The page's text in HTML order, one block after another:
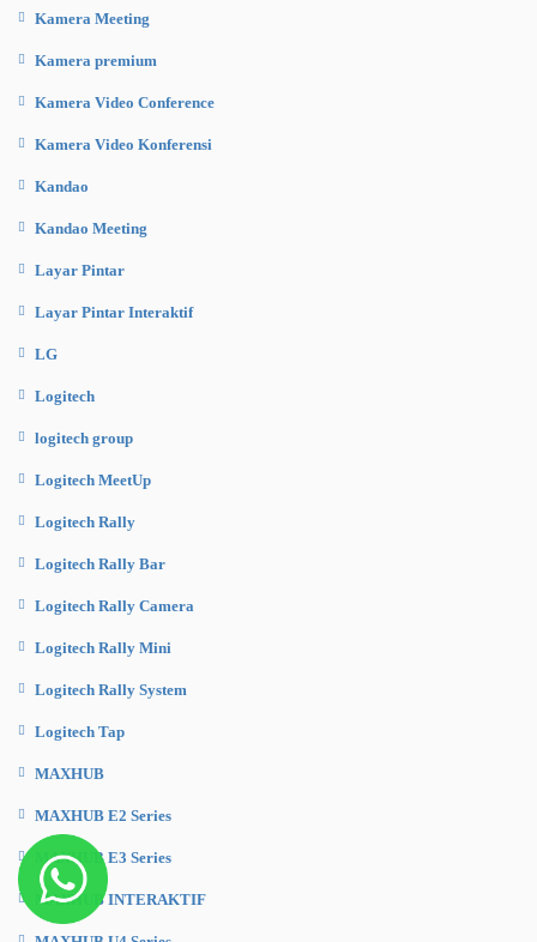
Kamera Meeting
Kamera premium
Kamera Video Conference
Kamera Video Konferensi
Kandao
Kandao Meeting
Layar Pintar
Layar Pintar Interaktif
LG
Logitech
logitech group
Logitech MeetUp
Logitech Rally
Logitech Rally Bar
Logitech Rally Camera
Logitech Rally Mini
Logitech Rally System
Logitech Tap
MAXHUB
MAXHUB E2 Series
MAXHUB E3 Series
MAXHUB INTERAKTIF